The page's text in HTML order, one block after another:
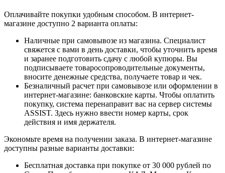
Оплачивайте покупки удобным способом. В интернет-
магазине доступно 2 варианта оплаты:
Наличные при самовывозе из магазина. Специалист
свяжется с вами в день доставки, чтобы уточнить время
и заранее подготовить сдачу с любой купюры. Вы
подписываете товаросопроводительные документы,
вносите денежные средства, получаете товар и чек.
Безналичный расчет при самовывозе или оформлении в
интернет-магазине: банковские карты. Чтобы оплатить
покупку, система перенаправит вас на сервер системы
ASSIST. Здесь нужно ввести номер карты, срок
действия и имя держателя.
Экономьте время на получении заказа. В интернет-магазине
доступны разные варианты доставки:
Бесплатная доставка при покупке от 30 000 рублей по